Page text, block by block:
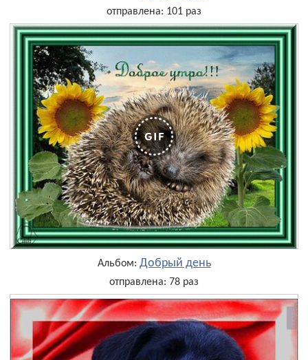
отправлена: 101 раз
Альбом: Добрый день
отправлена: 78 раз